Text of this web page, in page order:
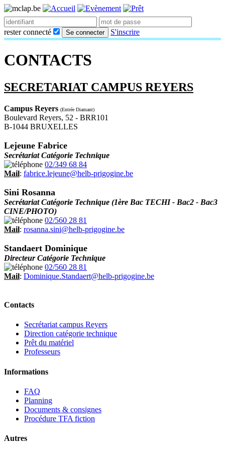
rester connecté Se connecter S'inscrire
CONTACTS
SECRETARIAT CAMPUS REYERS
Campus Reyers (Entrée Diamant)
Boulevard Reyers, 52 - BRR101
B-1044 BRUXELLES
Lejeune Fabrice
Secrétariat Catégorie Technique
02/349 68 84
Mail: fabrice.lejeune@helb-prigogine.be
Sini Rosanna
Secrétariat Catégorie Technique (1ère Bac TECHI - Bac2 - Bac3
CINE/PHOTO)
02/560 28 81
Mail: rosanna.sini@helb-prigogine.be
Standaert Dominique
Directeur Catégorie Technique
02/560 28 81
Mail: Dominique.Standaert@helb-prigogine.be
Contacts
Secrétariat campus Reyers
Direction catégorie technique
Prêt du matériel
Professeurs
Informations
FAQ
Planning
Documents & consignes
Procédure TFA fiction
Autres